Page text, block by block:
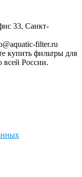
33, Санкт-
filter.ru
купить фильтры для
всей России.